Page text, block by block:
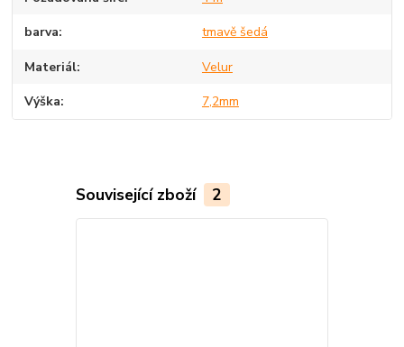
barva tmavě šedá
Materiál Velur
Výška 7,2mm
Související zboží 2